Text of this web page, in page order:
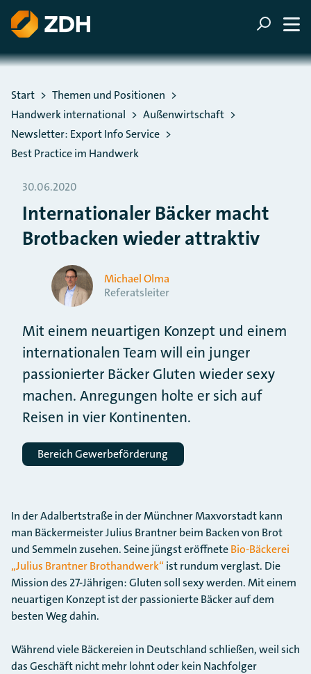
ZUM HAUPTINHALT SPRINGEN
ZUR SUCHE SPRINGEN
Sie befinden sich hier:
Start
Themen und Positionen
Handwerk international
Außenwirtschaft
Newsletter: Export Info Service
Best Practice im Handwerk
30.06.2020
Internationaler Bäcker macht
Brotbacken wieder attraktiv
Michael Olma
Referatsleiter
Mit einem neuartigen Konzept und einem
internationalen Team will ein junger
passionierter Bäcker Gluten wieder sexy
machen. Anregungen holte er sich auf
Reisen in vier Kontinenten.
Bereich Gewerbeförderung
In der Adalbertstraße in der Münchner Maxvorstadt kann
man Bäckermeister Julius Brantner beim Backen von Brot
und Semmeln zusehen. Seine jüngst eröffneteBio-Bäckerei
„Julius Brantner Brothandwerk“ ist rundum verglast. Die
Mission des 27-Jährigen: Gluten soll sexy werden. Mit einem
neuartigen Konzept ist der passionierte Bäcker auf dem
besten Weg dahin.
Während viele Bäckereien in Deutschland schließen, weil sich
das Geschäft nicht mehr lohnt oder kein Nachfolger